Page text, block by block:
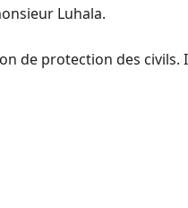
Luhala.
de protection des